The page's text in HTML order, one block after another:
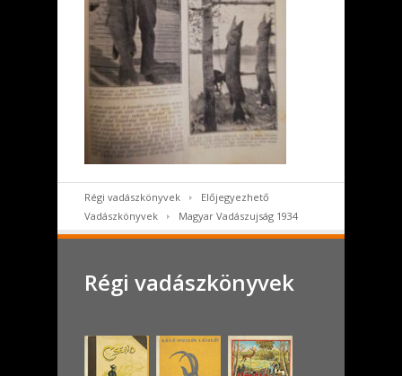
Régi vadászkönyvek
Előjegyezhető
Vadászkönyvek
Magyar Vadászujság 1934
Régi vadászkönyvek